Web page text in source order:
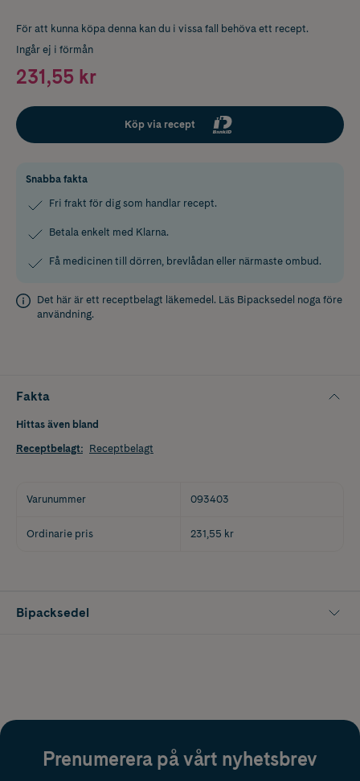
För att kunna köpa denna kan du i vissa fall behöva ett recept.
Ingår ej i förmån
231,55 kr
Köp via recept
Snabba fakta
Fri frakt för dig som handlar recept.
Betala enkelt med Klarna.
Få medicinen till dörren, brevlådan eller närmaste ombud.
Det här är ett receptbelagt läkemedel. Läs Bipacksedel noga före
användning.
Fakta
Hittas även bland
Receptbelagt: Receptbelagt
Varunummer 093403
Ordinarie pris 231,55 kr
Bipacksedel
Prenumerera på vårt nyhetsbrev